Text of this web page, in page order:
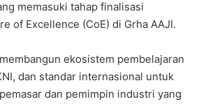
memasuki tahap finalisasi
of Excellence (CoE) di Grha AAJI.
ekosistem pembelajaran
dan standar internasional untuk
dan pemimpin industri yang